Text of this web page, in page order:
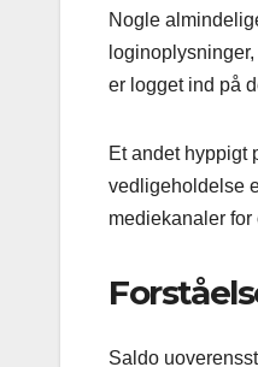
Nogle
er logget ind på
Et andet hyppigt
vedligeholdelse
mediekanaler for
Saldo